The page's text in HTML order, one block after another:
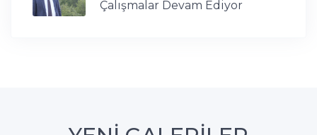
Çalışmalar Devam Ediyor